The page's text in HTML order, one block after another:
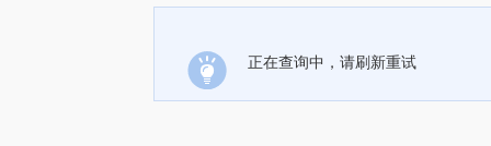
正在查询中，请刷新重试